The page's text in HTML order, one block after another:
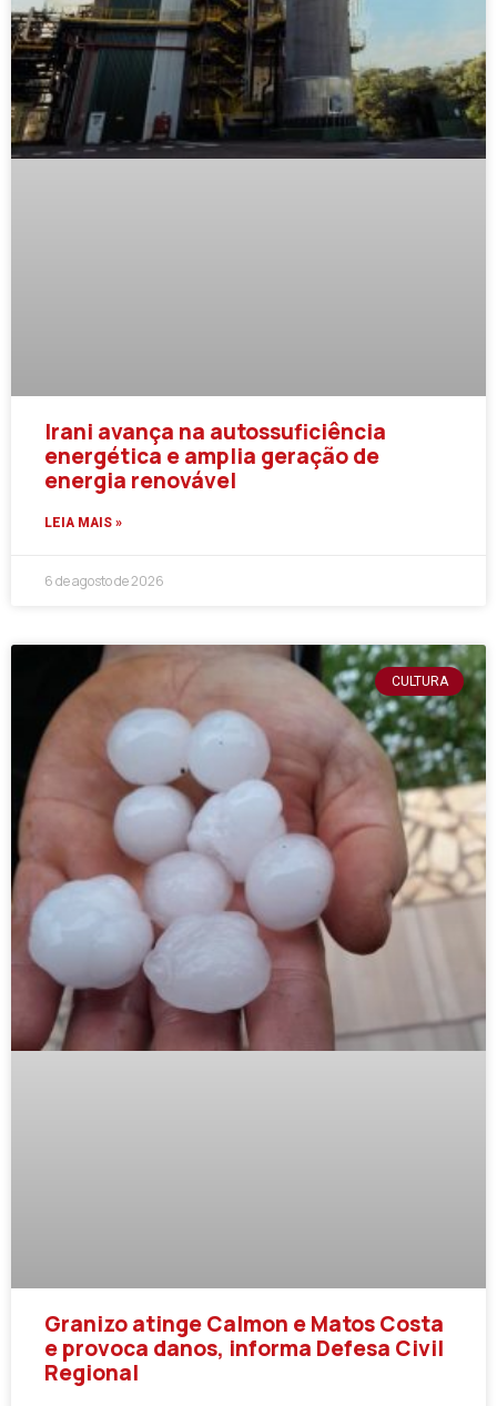
Irani avança na autossuficiência
energética e amplia geração de
energia renovável
LEIA MAIS »
6 de agosto de 2026
CULTURA
Granizo atinge Calmon e Matos Costa
e provoca danos, informa Defesa Civil
Regional